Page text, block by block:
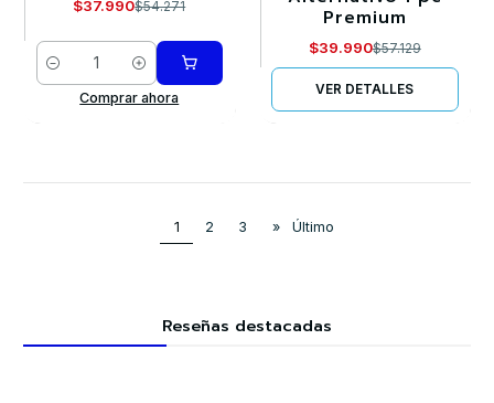
$37.990$54.271
Cantidad
Comprar ahora
Premium
$39.990$57.129
VER DETALLES
1 2 3 » Último
Reseñas destacadas